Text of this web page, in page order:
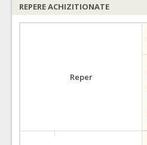
REPERE ACHIZITIONATE
Reper